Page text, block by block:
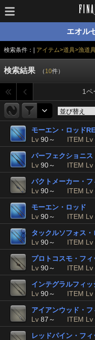
エオル
検索条件：| アイテム>道具>漁道
検索結果 （ 10件）
1ペ
モーエン・ロッドRE
Lv 90～ ITEM Lv
パーフェクショニ
Lv 90～ ITEM Lv
パクトメーカー・
Lv 90～ ITEM Lv
モーエン・ロッド
Lv 90～ ITEM Lv
タックルソフォス・
Lv 90～ ITEM Lv
プロトコスモ・フ
Lv 90～ ITEM Lv
インテグラルフィ
Lv 90～ ITEM Lv
アイアンウッド・
Lv 87～ ITEM Lv
レッドパイン・フ